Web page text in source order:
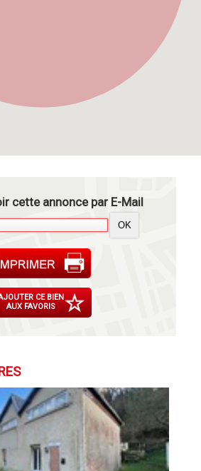
cette annonce par E-Mail
CE BIEN
AUX FAVORIS